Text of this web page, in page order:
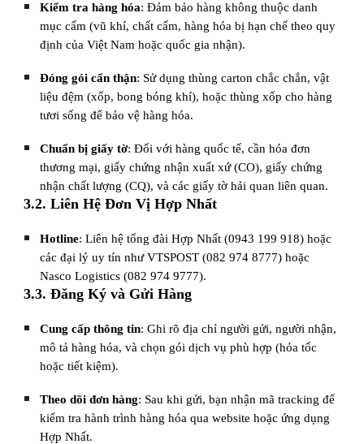
Kiểm tra hàng hóa: Đảm bảo hàng không thuộc danh
mục cấm (vũ khí, chất cấm, hàng hóa bị hạn chế theo quy
định của Việt Nam hoặc quốc gia nhận).
Đóng gói cẩn thận: Sử dụng thùng carton chắc chắn, vật
liệu đệm (xốp, bong bóng khí), hoặc thùng xốp cho hàng
tươi sống để bảo vệ hàng hóa.
Chuẩn bị giấy tờ: Đối với hàng quốc tế, cần hóa đơn
thương mại, giấy chứng nhận xuất xứ (CO), giấy chứng
nhận chất lượng (CQ), và các giấy tờ hải quan liên quan.
3.2. Liên Hệ Đơn Vị Hợp Nhất
Hotline: Liên hệ tổng đài Hợp Nhất (0943 199 918) hoặc
các đại lý uy tín như VTSPOST (082 974 8777) hoặc
Nasco Logistics (082 974 9777).
3.3. Đăng Ký và Gửi Hàng
Cung cấp thông tin: Ghi rõ địa chỉ người gửi, người nhận,
mô tả hàng hóa, và chọn gói dịch vụ phù hợp (hỏa tốc
hoặc tiết kiệm).
Theo dõi đơn hàng: Sau khi gửi, bạn nhận mã tracking để
kiểm tra hành trình hàng hóa qua website hoặc ứng dụng
Hợp Nhất.